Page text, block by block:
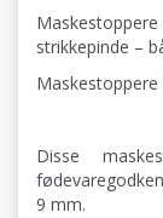
strikkepinde –
Disse
9 mm.